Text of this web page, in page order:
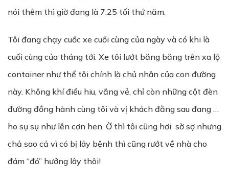
nói thêm thì giờ đang là 7:25 tối thứ năm.
Tôi đang chạy cuốc xe cuối cùng của ngày và có khi là
cuối cùng của tháng tới. Xe tôi lướt băng băng trên xa lộ
container như thể tôi chính là chủ nhân của con đường
này. Không khí điều hiu, vắng vẻ, chỉ còn những cột đèn
đường đồng hành cùng tôi và vị khách đằng sau đang …
ho sụ sụ như lên cơn hen. Ờ thì tôi cũng hơi sờ sợ nhưng
chả sao cả vì có bị lây bệnh thì cũng rướt về nhà cho
đám “đó” hưởng lây thôi!